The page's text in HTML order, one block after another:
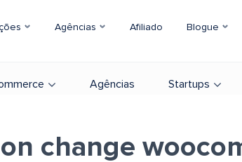
Agências Afiliado Blogue
Agências Startups
change